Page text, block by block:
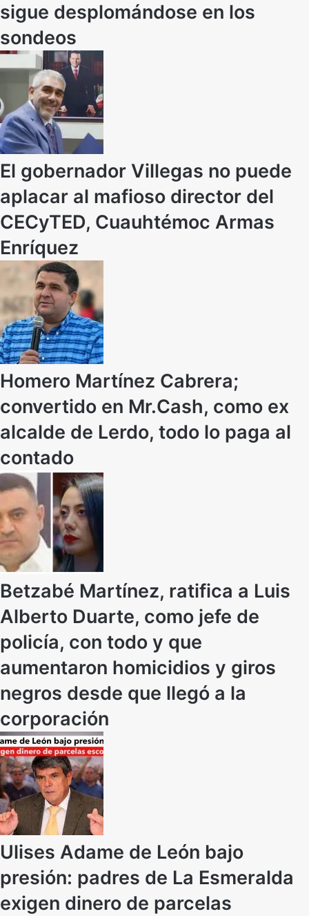
sigue desplomándose en los
sondeos
El gobernador Villegas no puede
aplacar al mafioso director del
CECyTED, Cuauhtémoc Armas
Enríquez
Homero Martínez Cabrera;
convertido en Mr.Cash, como ex
alcalde de Lerdo, todo lo paga al
contado
Betzabé Martínez, ratifica a Luis
Alberto Duarte, como jefe de
policía, con todo y que
aumentaron homicidios y giros
negros desde que llegó a la
corporación
Ulises Adame de León bajo
presión: padres de La Esmeralda
exigen dinero de parcelas